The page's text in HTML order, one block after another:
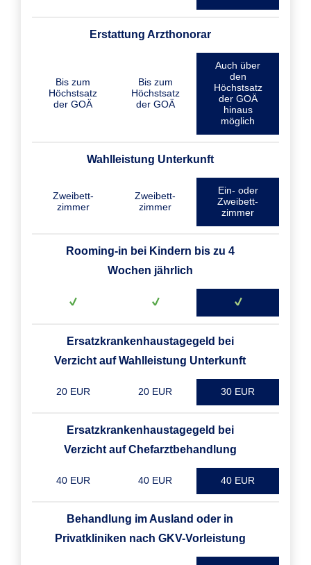
Erstattung Arzthonorar
Bis zum
Höchstsatz
der GOÄ
Bis zum
Höchstsatz
der GOÄ
Auch über
den
Höchstsatz
der GOÄ
hinaus
möglich
Wahlleistung Unterkunft
Zweibett­
zimmer
Zweibett­
zimmer
Ein- oder
Zweibett­
zimmer
Rooming-in bei Kindern bis zu 4
Wochen jährlich
Ersatzkrankenhaustagegeld bei
Verzicht auf Wahlleistung Unterkunft
20 EUR 20 EUR 30 EUR
Ersatzkrankenhaustagegeld bei
Verzicht auf Chefarztbehandlung
40 EUR 40 EUR 40 EUR
Behandlung im Ausland oder in
Privatkliniken nach GKV-Vorleistung